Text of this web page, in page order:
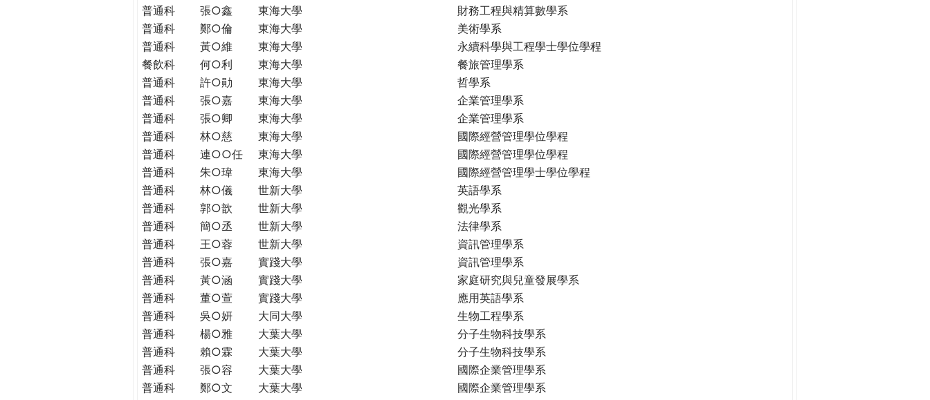
普通科
張○鑫 東海大學
財務工程與精算數學系
普通科
鄭○倫 東海大學
美術學系
普通科
黃○維 東海大學
永續科學與工程學士學位學程
餐飲科
何○利 東海大學
餐旅管理學系
普通科
許○勛 東海大學
哲學系
普通科
張○嘉 東海大學
企業管理學系
普通科
張○卿 東海大學
企業管理學系
普通科
林○慈 東海大學
國際經營管理學位學程
普通科
連○○任 東海大學
國際經營管理學位學程
普通科
朱○瑋 東海大學
國際經營管理學士學位學程
普通科
林○儀 世新大學
英語學系
普通科
郭○歆 世新大學
觀光學系
普通科
簡○丞 世新大學
法律學系
普通科
王○蓉 世新大學
資訊管理學系
普通科
張○嘉 實踐大學
資訊管理學系
普通科
黃○涵 實踐大學
家庭研究與兒童發展學系
普通科
董○萱 實踐大學
應用英語學系
普通科
吳○妍 大同大學
生物工程學系
普通科
楊○雅 大葉大學
分子生物科技學系
普通科
賴○霖 大葉大學
分子生物科技學系
普通科
張○容 大葉大學
國際企業管理學系
普通科
鄭○文 大葉大學
國際企業管理學系